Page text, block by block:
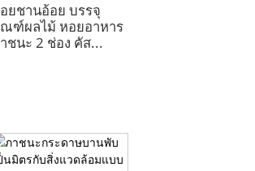
ยชานอ้อย บรรจุ
ฑ์ผลไม้ หอยอาหาร
ชนะ 2 ช่อง คัส...